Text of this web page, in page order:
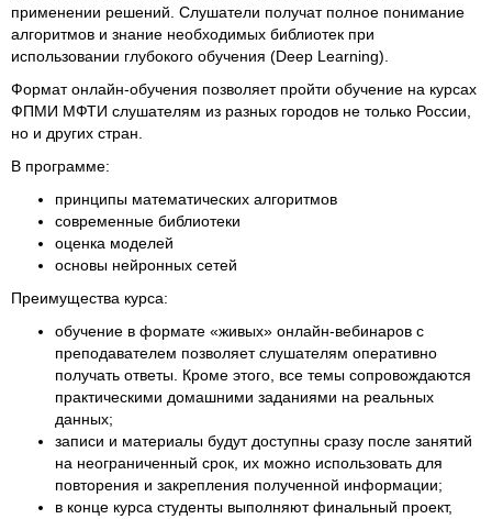
применении решений. Слушатели получат полное понимание
алгоритмов и знание необходимых библиотек при
использовании глубокого обучения (Deep Learning).
Формат онлайн-обучения позволяет пройти обучение на курсах
ФПМИ МФТИ слушателям из разных городов не только России,
но и других стран.
В программе:
принципы математических алгоритмов
современные библиотеки
оценка моделей
основы нейронных сетей
Преимущества курса:
обучение в формате «живых» онлайн-вебинаров с
преподавателем позволяет слушателям оперативно
получать ответы. Кроме этого, все темы сопровождаются
практическими домашними заданиями на реальных
данных;
записи и материалы будут доступны сразу после занятий
на неограниченный срок, их можно использовать для
повторения и закрепления полученной информации;
в конце курса студенты выполняют финальный проект,